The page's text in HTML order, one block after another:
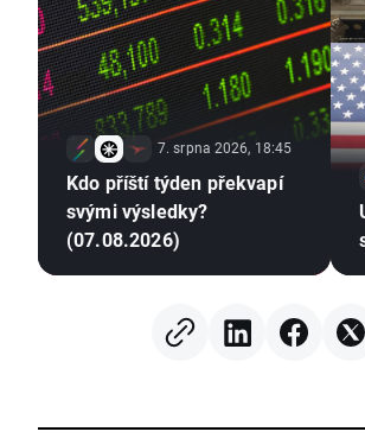
7. srpna 2026, 18:45
Kdo příští týden překvapí
svými výsledky?
(07.08.2026)